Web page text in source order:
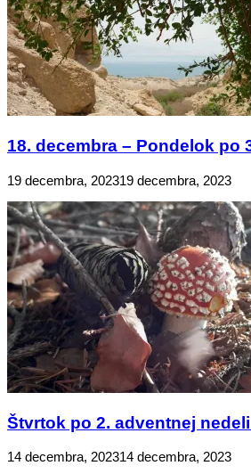
18. decembra – Pondelok po
19 decembra, 202319 decembra, 2023
Štvrtok po 2. adventnej
14 decembra, 202314 decembra, 2023